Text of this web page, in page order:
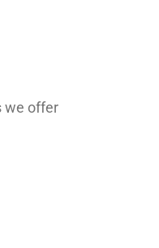
we offer